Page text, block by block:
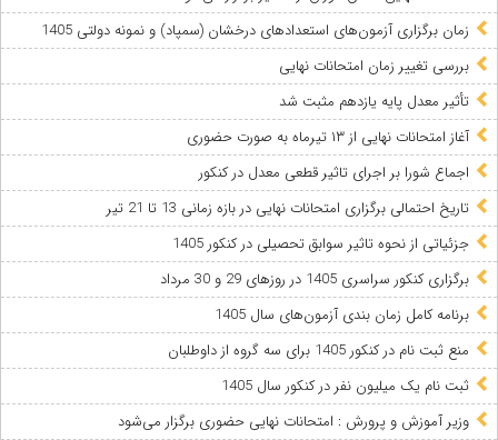
زمان برگزاری آزمون‌های استعدادهای درخشان (سمپاد) و نمونه دولتی 1405
بررسی تغییر زمان امتحانات نهایی
تأثیر معدل پایه یازدهم مثبت شد
آغاز امتحانات نهایی از ۱۳ تیرماه به صورت حضوری
اجماع شورا بر اجرای تاثیر قطعی معدل در کنکور
تاریخ احتمالی برگزاری امتحانات نهایی در بازه زمانی 13 تا 21 تیر
جزئیاتی از نحوه تاثیر سوابق تحصیلی در کنکور 1405
برگزاری کنکور سراسری 1405 در روزهای 29 و 30 مرداد
برنامه کامل زمان بندی آزمون‌های سال 1405
منع ثبت نام در کنکور 1405 برای سه گروه از داوطلبان
ثبت نام یک میلیون نفر در کنکور سال 1405
وزیر آموزش و پرورش : امتحانات نهایی حضوری برگزار می‌شود